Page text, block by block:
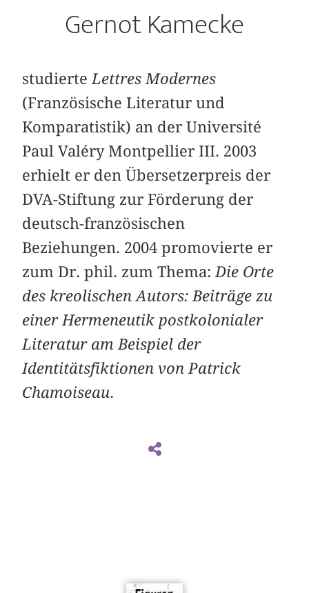
Gernot Kamecke
studierteLettres Modernes
(Französische Literatur und
Komparatistik) an der Université
Paul Valéry Montpellier III. 2003
erhielt er den Übersetzerpreis der
DVA-Stiftung zur Förderung der
deutsch-französischen
Beziehungen. 2004 promovierte er
zum Dr. phil. zum Thema:Die Orte
des kreolischen Autors: Beiträge zu
einer Hermeneutik postkolonialer
Literatur am Beispiel der
Identitätsfiktionen von Patrick
Chamoiseau.